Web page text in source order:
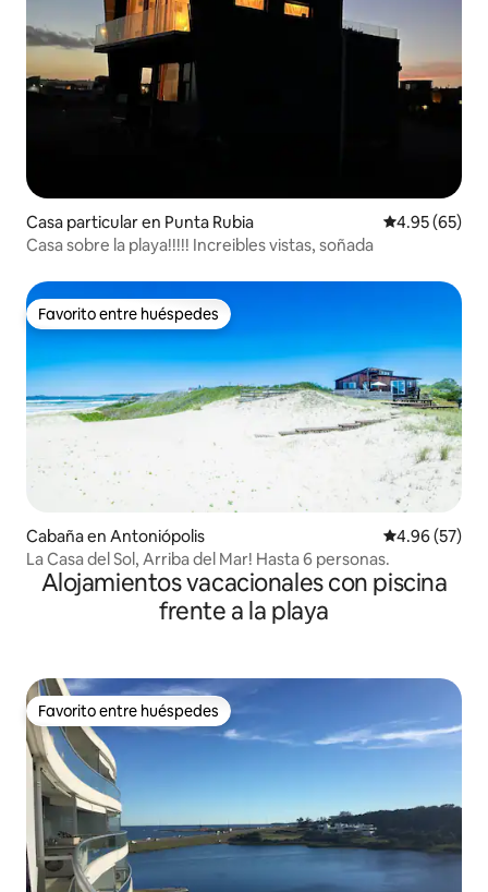
Casa particular en Punta Rubia Calificación
4.95 (65)
Casa sobre la playa!!!!! Increibles vistas, soñada
Favorito entre huéspedes
Favorito entre huéspedes
Cabaña en Antoniópolis Calificación
4.96 (57)
La Casa del Sol, Arriba del Mar! Hasta 6 personas.
Alojamientos vacacionales con piscina
frente a la playa
Favorito entre huéspedes
Favorito entre huéspedes